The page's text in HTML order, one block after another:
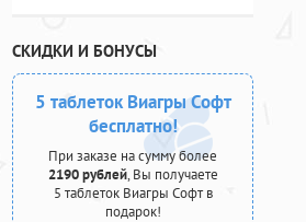
СКИДКИ И БОНУСЫ
5 таблеток Виагры Софт
бесплатно!
При заказе на сумму более
2190 рублей, Вы получаете
5 таблеток Виагры Софт в
подарок!